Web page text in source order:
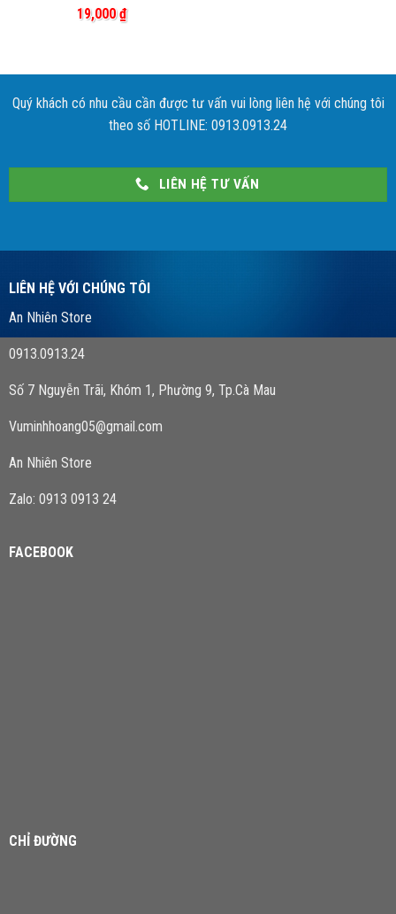
19,000₫
Quý khách có nhu cầu cần được tư vấn vui lòng liên hệ với chúng tôi
theo số HOTLINE: 0913.0913.24
LIÊN HỆ TƯ VẤN
LIÊN HỆ VỚI CHÚNG TÔI
An Nhiên Store
0913.0913.24
Số 7 Nguyễn Trãi, Khóm 1, Phường 9, Tp.Cà Mau
Vuminhhoang05@gmail.com
An Nhiên Store
Zalo: 0913 0913 24
FACEBOOK
CHỈ ĐƯỜNG